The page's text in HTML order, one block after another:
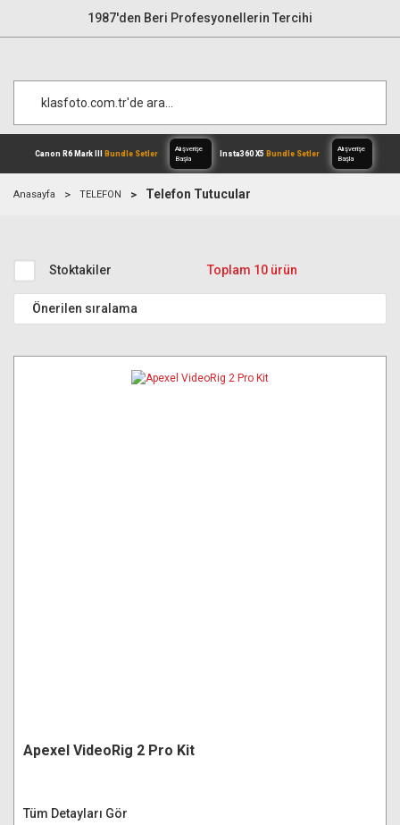
1987'den Beri Profesyonellerin Tercihi
Başla
Anasayfa TELEFON Telefon Tutucular
Stoktakiler Toplam 10 ürün
Apexel VideoRig 2 Pro Kit
Tüm Detayları Gör